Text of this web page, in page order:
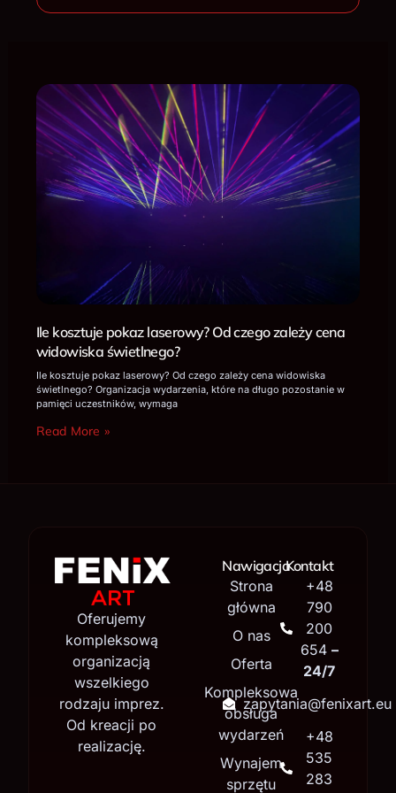
Ile kosztuje pokaz laserowy? Od czego zależy cena
widowiska świetlnego?
Ile kosztuje pokaz laserowy? Od czego zależy cena widowiska
świetlnego? Organizacja wydarzenia, które na długo pozostanie w
pamięci uczestników, wymaga
Read More »
Oferujemy
kompleksową
organizacją
wszelkiego
rodzaju imprez.
Od kreacji po
realizację.
Nawigacja
Strona
główna
O nas
Oferta
Kompleksowa
obsługa
wydarzeń
Wynajem
sprzętu
Kontakt
+48
790
200
654 –
24/7
zapytania@fenixart.eu
+48
535
283